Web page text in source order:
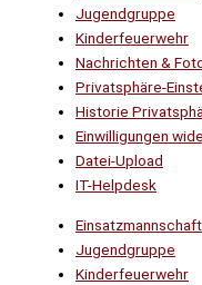
Jugendgruppe
Kinderfeuerwehr
Nachrichten &
Privatsphäre-
Historie
Einwilligungen
Datei-Upload
IT-Helpdesk
Einsatzmannschaft
Jugendgruppe
Kinderfeuerwehr